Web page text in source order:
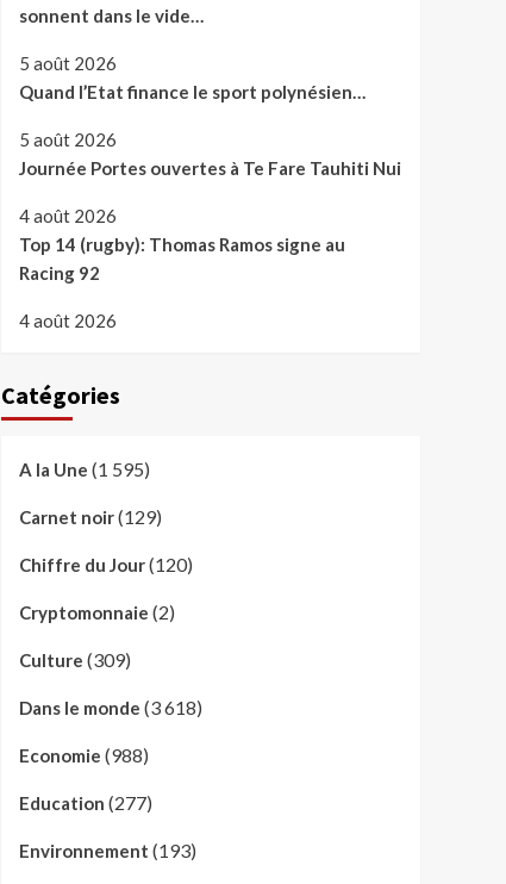
sonnent dans le vide…
5 août 2026
Quand l’Etat finance le sport polynésien…
5 août 2026
Journée Portes ouvertes à Te Fare Tauhiti Nui
4 août 2026
Top 14 (rugby): Thomas Ramos signe au
Racing 92
4 août 2026
Catégories
A la Une (1 595)
Carnet noir(129)
Chiffre du Jour(120)
Cryptomonnaie (2)
Culture (309)
Dans le monde (3 618)
Economie (988)
Education (277)
Environnement (193)